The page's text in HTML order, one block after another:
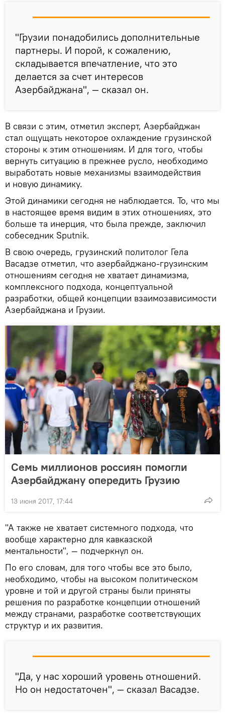
"Грузии понадобились дополнительные
партнеры. И порой, к сожалению,
складывается впечатление, что это
делается за счет интересов
Азербайджана", — сказал он.
В связи с этим, отметил эксперт, Азербайджан
стал ощущать некоторое охлаждение грузинской
стороны к этим отношениям. И для того, чтобы
вернуть ситуацию в прежнее русло, необходимо
выработать новые механизмы взаимодействия
и новую динамику.
Этой динамики сегодня не наблюдается. То, что мы
в настоящее время видим в этих отношениях, это
больше та инерция, что была прежде, заключил
собеседник Sputnik.
В свою очередь, грузинский политолог Гела
Васадзе отметил, что азербайджано-грузинским
отношениям сегодня не хватает динамизма,
комплексного подхода, концептуальной
разработки, общей концепции взаимозависимости
Азербайджана и Грузии.
Семь миллионов россиян помогли
Азербайджану опередить Грузию
13 июня 2017, 17:44
"А также не хватает системного подхода, что
вообще характерно для кавказской
ментальности", — подчеркнул он.
По его словам, для того чтобы все это было,
необходимо, чтобы на высоком политическом
уровне и той и другой страны были приняты
решения по разработке концепции отношений
между странами, разработке соответствующих
структур и их развития.
"Да, у нас хороший уровень отношений.
Но он недостаточен", — сказал Васадзе.